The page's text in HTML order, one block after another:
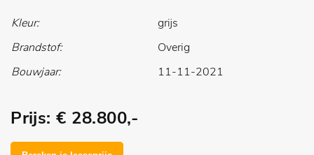
Kleur:
grijs
Brandstof:
Overig
Bouwjaar:
11-11-2021
Prijs: € 28.800,-